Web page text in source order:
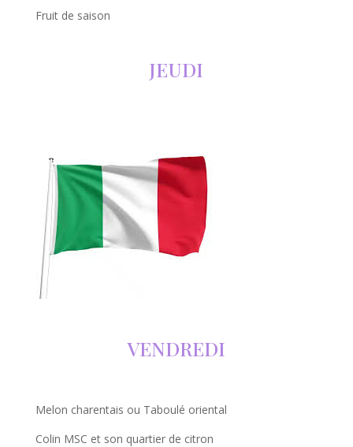
Fruit de saison
JEUDI
VENDREDI
Melon charentais ou Taboulé oriental
Colin MSC et son quartier de citron